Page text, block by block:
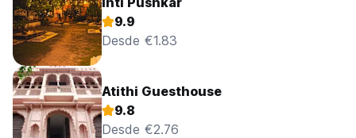
9.9
Desde €1.83
Atithi Guesthouse
9.8
Desde €2.76